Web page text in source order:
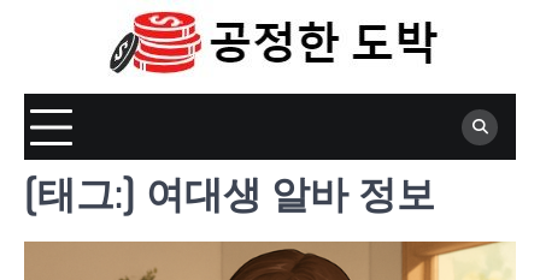
[태그:] 여대생 알바 정보